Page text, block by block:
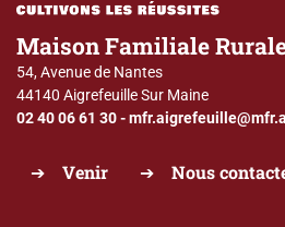
Maison Familiale
54, Avenue de Nantes
44140 Aigrefeuille Sur Maine
02 40 06 61 30-
Venir Nous